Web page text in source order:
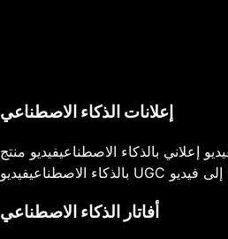
إعلانات الذكاء الاصطناعي
إعلاني بالذكاء الاصطناعيفيديو منتج
بالذكاء الاصطناعي
فيديو
أفاتار الذكاء الاصطناعي